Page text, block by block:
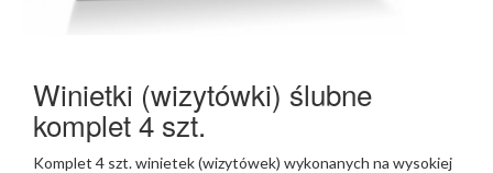
Winietki (wizytówki) ślubne
komplet 4 szt.
Komplet 4 szt. winietek (wizytówek) wykonanych na wysokiej